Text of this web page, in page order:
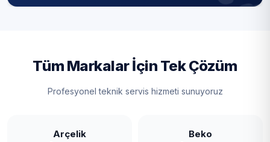
Tüm Markalar İçin Tek Çözüm
Profesyonel teknik servis hizmeti sunuyoruz
Arçelik Beko